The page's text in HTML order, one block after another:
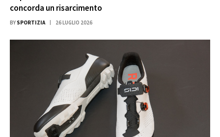
concorda un risarcimento
BY SPORTIZIA 26 LUGLIO 2026